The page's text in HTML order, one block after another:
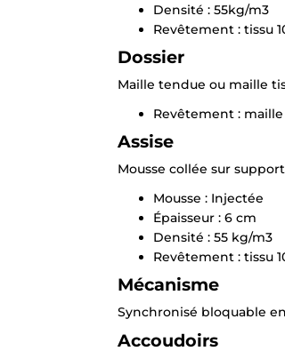
Densité : 55kg/m3
Revêtement : tissu
Dossier
Maille tendue ou maille
Revêtement : maille
Assise
Mousse collée sur
Mousse : Injectée
Épaisseur : 6 cm
Densité : 55 kg/m3
Revêtement : tissu
Mécanisme
Synchronisé bloquable
Accoudoirs